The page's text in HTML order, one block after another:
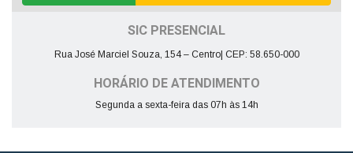
SIC PRESENCIAL
Rua José Marciel Souza, 154 – Centro| CEP: 58.650-000
HORÁRIO DE ATENDIMENTO
Segunda a sexta-feira das 07h às 14h